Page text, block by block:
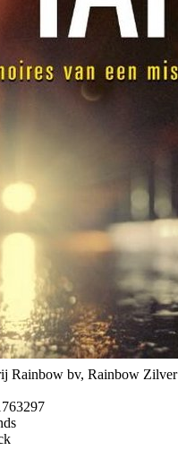
Rainbow bv, Rainbow Zilver